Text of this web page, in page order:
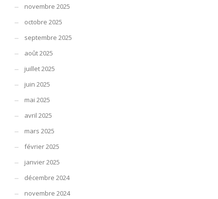
novembre 2025
octobre 2025
septembre 2025
août 2025
juillet 2025
juin 2025
mai 2025
avril 2025
mars 2025
février 2025
janvier 2025
décembre 2024
novembre 2024